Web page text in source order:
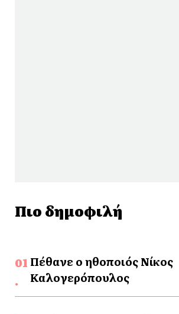
Πιο δημοφιλή
Πέθανε ο ηθοποιός Νίκος
Καλογερόπουλος